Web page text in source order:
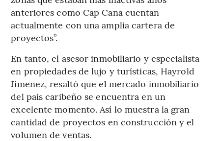
anteriores como Cap Cana cuentan
actualmente con una amplia cartera de
proyectos”.
En tanto, el asesor inmobiliario y especialista
en propiedades de lujo y turísticas, Hayrold
Jimenez, resaltó que el mercado inmobiliario
del país caribeño se encuentra en un
excelente momento. Así lo muestra la gran
cantidad de proyectos en construcción y el
volumen de ventas.